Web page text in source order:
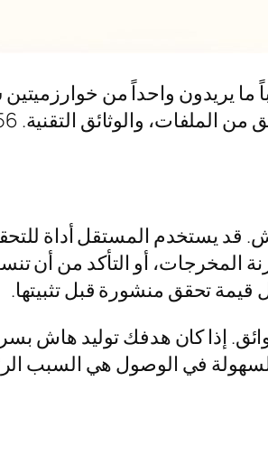
يريدون واحداً من خوارزميتين
قد يستخدم المستقل أداة
المخرجات، أو التأكد من
قيمة تحقق منشورة قبل تثبيتها.
إذا كان هدفك توليد
في الوصول هي السبب